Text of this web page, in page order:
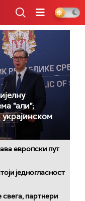
"али";
европски пут
једногласност
свега, партнери